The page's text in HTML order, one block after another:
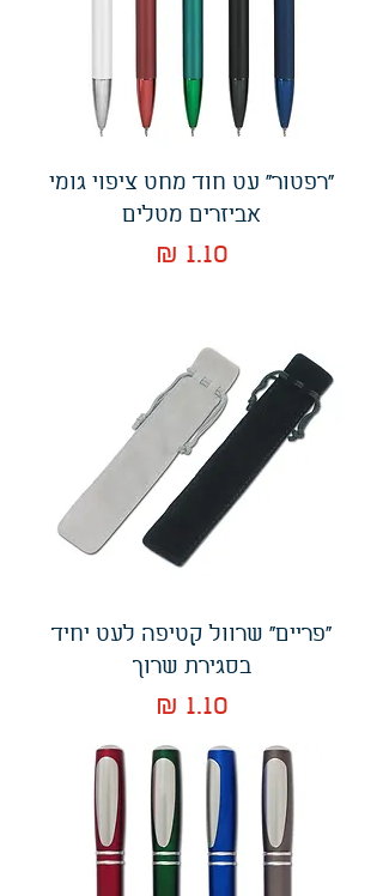
"רפטור" עט חוד מחט ציפוי גומי
אביזרים מטלים
מחיר
"פריים" שרוול קטיפה לעט יחיד
בסגירת שרוך
מחיר